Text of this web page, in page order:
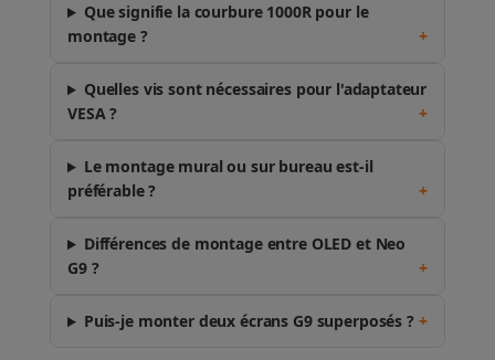
Que signifie la courbure 1000R pour le
montage ?
+
Quelles vis sont nécessaires pour l'adaptateur
VESA ?
+
Le montage mural ou sur bureau est-il
préférable ?
+
Différences de montage entre OLED et Neo
G9 ?
+
Puis-je monter deux écrans G9 superposés ? +